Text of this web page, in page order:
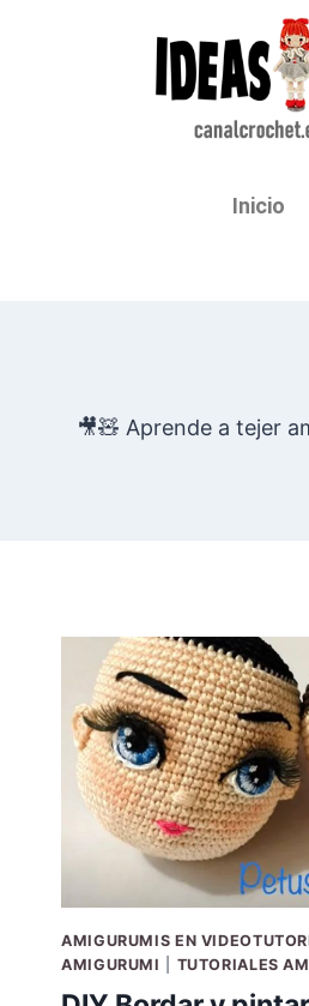
Inicio
🎥🧸 Aprende a tejer
AMIGURUMIS EN
AMIGURUMI
TUTORIALES